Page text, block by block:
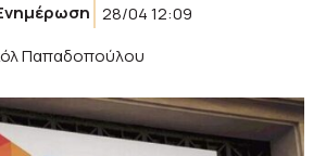
28/04 12:09
Παπαδοπούλου